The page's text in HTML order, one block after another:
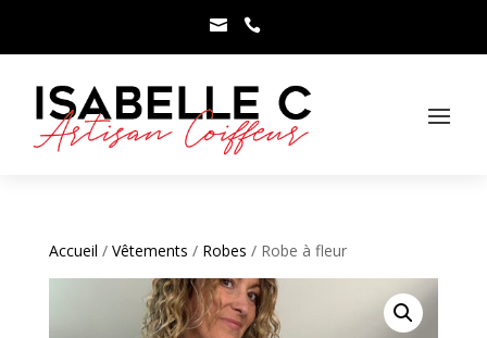
 

Accueil / Vêtements / Robes / Robe à fleur